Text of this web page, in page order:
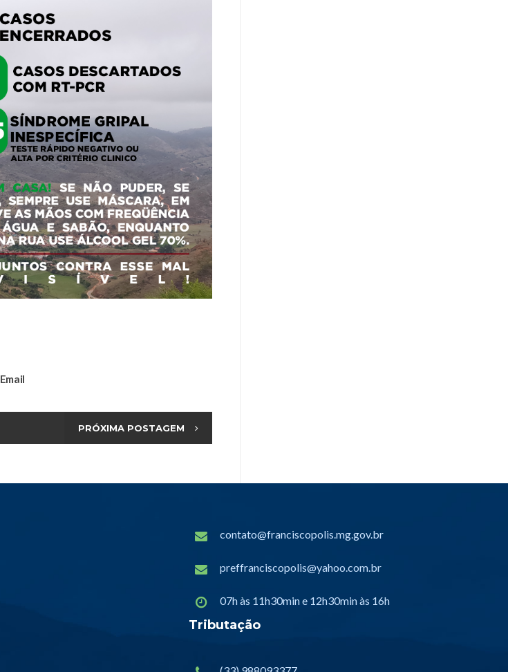
Email
PRÓXIMA POSTAGEM
contato@franciscopolis.mg.gov.br
preffranciscopolis@yahoo.com.br
07h às 11h30min e 12h30min às 16h
Tributação